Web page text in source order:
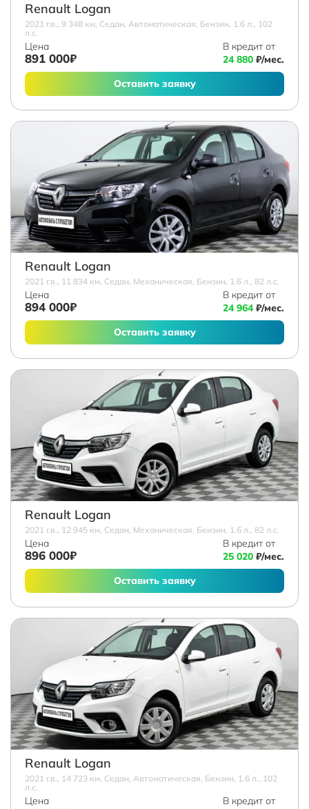
Renault Logan
2021 г.в., 9 348 км, Седан, Автоматическая, Бензин, 1.6 л., 102
л.с.
Цена
891 000₽
В кредит от
24 880 ₽/мес.
Оставить заявку
Renault Logan
2021 г.в., 11 834 км, Седан, Механическая, Бензин, 1.6 л., 82 л.с.
Цена
894 000₽
В кредит от
24 964₽/мес.
Оставить заявку
Renault Logan
2021 г.в., 12 945 км, Седан, Механическая, Бензин, 1.6 л., 82 л.с.
Цена
896 000₽
В кредит от
25 020 ₽/мес.
Оставить заявку
Renault Logan
2021 г.в., 14 723 км, Седан, Автоматическая, Бензин, 1.6 л., 102
л.с.
Цена
В кредит от